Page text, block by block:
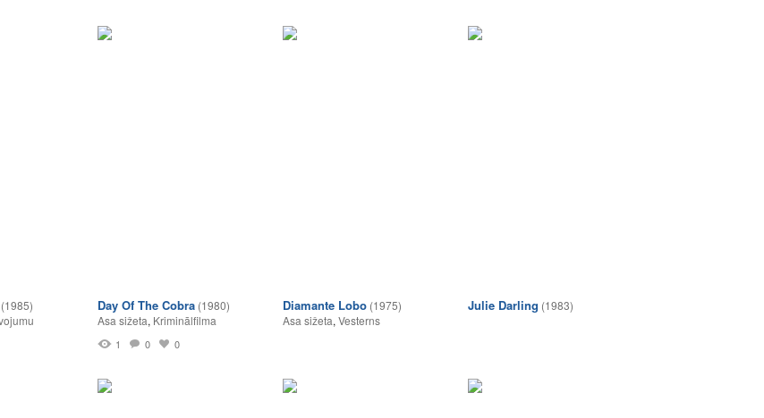
(1985)
Day Of The Cobra (1980)
Asa sižeta, Kriminālfilma
1 0 0
Diamante Lobo (1975)
Asa sižeta, Vesterns
Julie Darling (1983)